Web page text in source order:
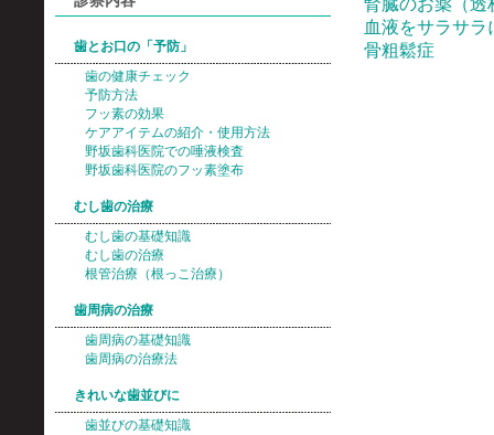
歯とお口の「予防」
歯の健康チェック
予防方法
フッ素の効果
ケアアイテムの紹介・使用方法
野坂歯科医院での唾液検査
野坂歯科医院のフッ素塗布
むし歯の治療
むし歯の基礎知識
むし歯の治療
根管治療（根っこ治療）
歯周病の治療
歯周病の基礎知識
歯周病の治療法
きれいな歯並びに
歯並びの基礎知識
腎臓のお薬（透
血液をサラサラ
骨粗鬆症